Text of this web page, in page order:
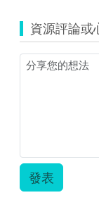
資源評論或
發表